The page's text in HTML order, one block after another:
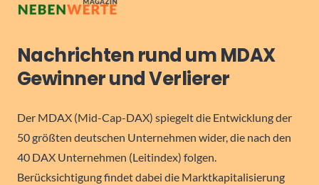
Nachrichten rund um MDAX
Gewinner und Verlierer
Der MDAX (Mid-Cap-DAX) spiegelt die Entwicklung der
50 größten deutschen Unternehmen wider, die nach den
40 DAX Unternehmen (Leitindex) folgen.
Berücksichtigung findet dabei die Marktkapitalisierung